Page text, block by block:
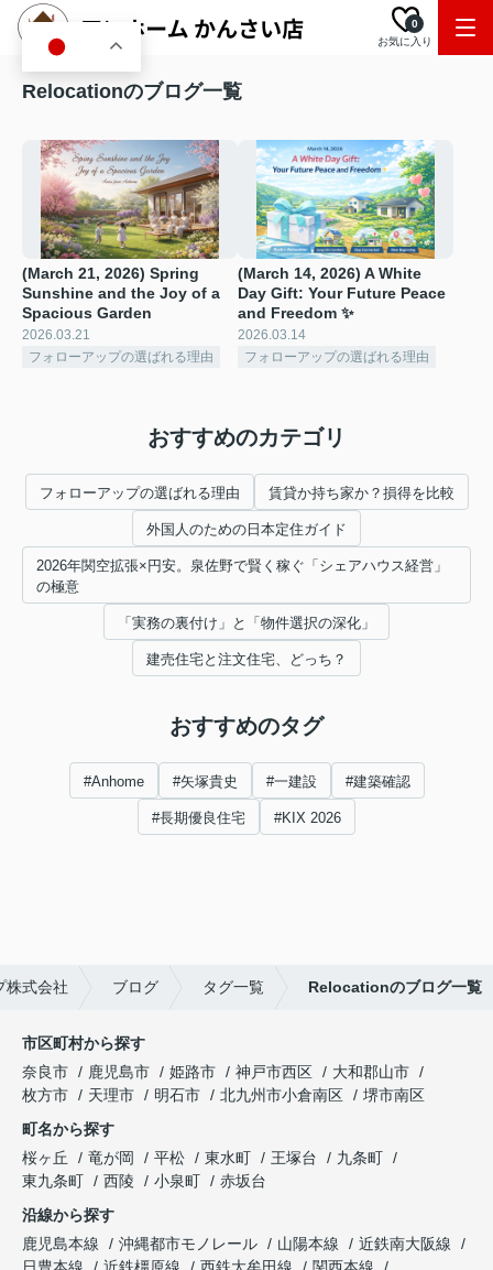
お気に入り
0
Relocationのブログ一覧
(March 21, 2026) Spring
Sunshine and the Joy of a
Spacious Garden
2026.03.21
フォローアップの選ばれる理由
(March 14, 2026) A White
Day Gift: Your Future Peace
and Freedom ✨
2026.03.14
フォローアップの選ばれる理由
おすすめのカテゴリ
フォローアップの選ばれる理由 賃貸か持ち家か？損得を比較
外国人のための日本定住ガイド
2026年関空拡張×円安。泉佐野で賢く稼ぐ「シェアハウス経営」
の極意
「実務の裏付け」と「物件選択の深化」
建売住宅と注文住宅、どっち？
おすすめのタグ
#Anhome #矢塚貴史 #一建設 #建築確認
#長期優良住宅 #KIX 2026
株式会社 ブログ タグ一覧 Relocationのブログ一覧
市区町村から探す
奈良市
鹿児島市 姫路市 神戸市西区
大和郡山市
枚方市
天理市 明石市 北九州市小倉南区
堺市南区
町名から探す
桜ヶ丘
竜が岡 平松 東水町 王塚台
九条町
東九条町
西陵 小泉町
赤坂台
沿線から探す
鹿児島本線
沖縄都市モノレール 山陽本線
近鉄南大阪線
日豊本線
近鉄橿原線 西鉄大牟田線
関西本線